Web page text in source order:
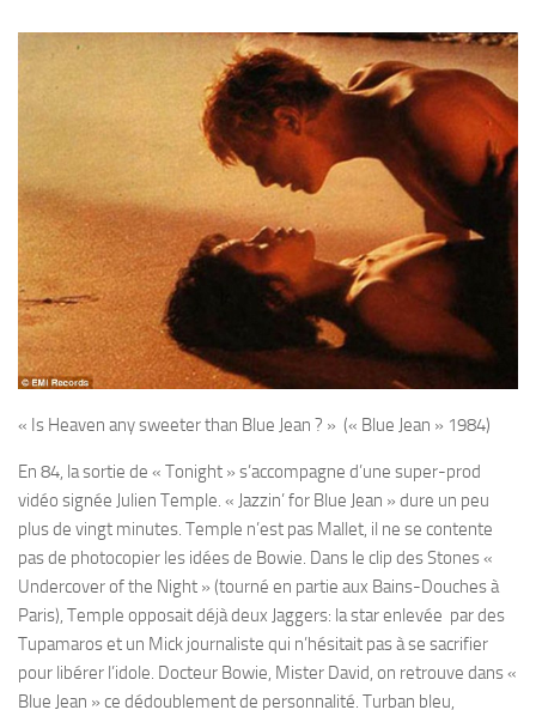
« Is Heaven any sweeter than Blue Jean ? » (« Blue Jean » 1984)
En 84, la sortie de « Tonight » s’accompagne d’une super-prod
vidéo signée Julien Temple. « Jazzin’ for Blue Jean » dure un peu
plus de vingt minutes. Temple n’est pas Mallet, il ne se contente
pas de photocopier les idées de Bowie. Dans le clip des Stones «
Undercover of the Night » (tourné en partie aux Bains-Douches à
Paris), Temple opposait déjà deux Jaggers: la star enlevée par des
Tupamaros et un Mick journaliste qui n’hésitait pas à se sacrifier
pour libérer l’idole. Docteur Bowie, Mister David, on retrouve dans «
Blue Jean » ce dédoublement de personnalité. Turban bleu,